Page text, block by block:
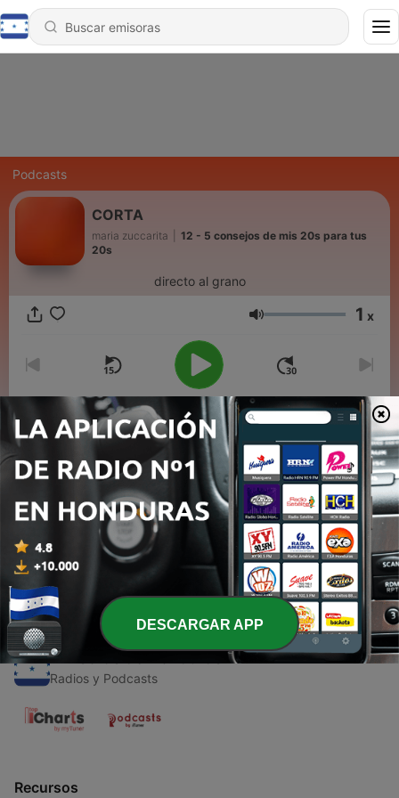
Podcasts
CORTA
maria zuccarita
12 - 5 consejos de mis 20s para tus
20s
directo al grano
Volumen 1 x
00:00
Episodios
12 - 5 consejos de mis 20s para tus 20s
13 abr. 2023
Emisoras de Honduras
Radios y Podcasts
Recursos
DESCARGAR APP